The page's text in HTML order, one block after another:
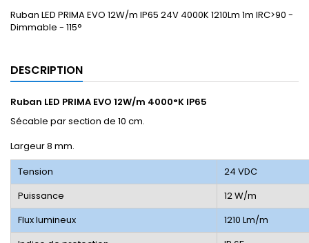
Ruban LED PRIMA EVO 12W/m IP65 24V 4000K 1210Lm 1m IRC>90 -
Dimmable - 115°
DESCRIPTION
Ruban LED PRIMA EVO 12W/m 4000°K IP65
Sécable par section de 10 cm.
Largeur 8 mm.
Tension
24 VDC
Puissance
12 W/m
Flux lumineux
1210 Lm/m